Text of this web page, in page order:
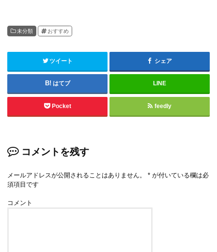
未分類 おすすめ
ツイート シェア
はてブ LINE
Pocket feedly
コメントを残す
メールアドレスが公開されることはありません。 * が付いている欄は必
須項目です
コメント